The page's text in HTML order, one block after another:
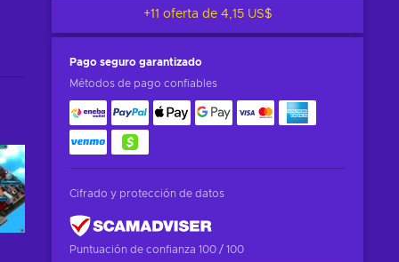
+11 oferta de 4,15 US$
Pago seguro garantizado
Métodos de pago confiables
Cifrado y protección de datos
Puntuación de confianza 100 / 100